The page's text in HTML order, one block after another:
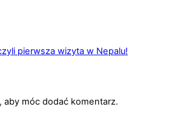
pierwsza wizyta w Nepalu!
, aby móc dodać komentarz.